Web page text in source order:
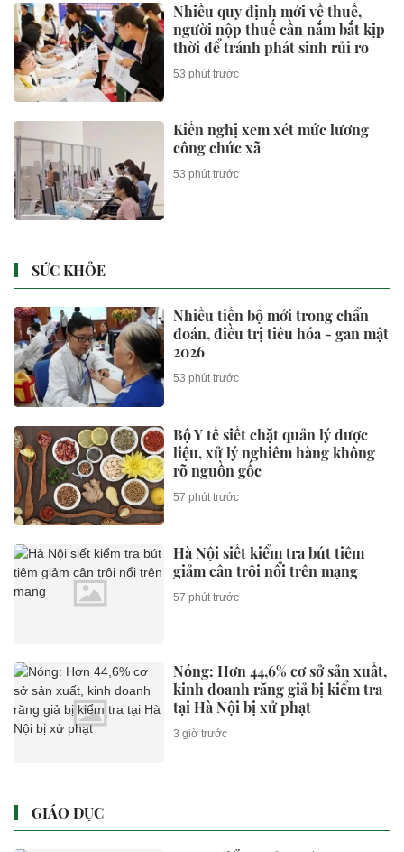
Nhiều quy định mới về thuế,
người nộp thuế cần nắm bắt kịp
thời để tránh phát sinh rủi ro
53 phút trước
Kiến nghị xem xét mức lương
công chức xã
53 phút trước
SỨC KHỎE
Nhiều tiến bộ mới trong chẩn
đoán, điều trị tiêu hóa - gan mật
2026
53 phút trước
Bộ Y tế siết chặt quản lý dược
liệu, xử lý nghiêm hàng không
rõ nguồn gốc
57 phút trước
Hà Nội siết kiểm tra bút tiêm
giảm cân trôi nổi trên mạng
57 phút trước
Nóng: Hơn 44,6% cơ sở sản xuất,
kinh doanh răng giả bị kiểm tra
tại Hà Nội bị xử phạt
3 giờ trước
GIÁO DỤC